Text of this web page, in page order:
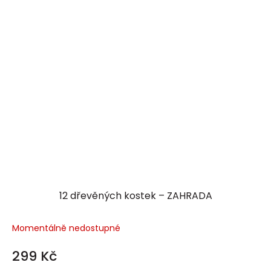
12 dřevěných kostek – ZAHRADA
Momentálně nedostupné
299 Kč